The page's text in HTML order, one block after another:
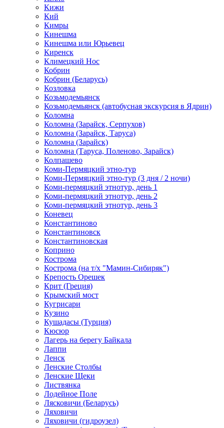
Кижи
Кий
Кимры
Кинешма
Кинешма или Юрьевец
Киренск
Климецкий Нос
Кобрин
Кобрин (Беларусь)
Козловка
Козьмодемьянск
Козьмодемьянск (автобусная экскурсия в Ядрин)
Коломна
Коломна (Зарайск, Серпухов)
Коломна (Зарайск, Таруса)
Коломна (Зарайск)
Коломна (Таруса, Поленово, Зарайск)
Колпашево
Коми-Пермяцкий этно-тур
Коми-Пермяцкий этно-тур (3 дня / 2 ночи)
Коми-пермяцкий этнотур, день 1
Коми-пермяцкий этнотур, день 2
Коми-пермяцкий этнотур, день 3
Коневец
Константиново
Константиновск
Константиновская
Коприно
Кострома
Кострома (на т/х "Мамин-Сибиряк")
Крепость Орешек
Крит (Греция)
Крымский мост
Кугрисари
Кузино
Кушадасы (Турция)
Кюсюр
Лагерь на берегу Байкала
Лаппи
Ленск
Ленские Столбы
Ленские Щеки
Листвянка
Лодейное Поле
Лясковичи (Беларусь)
Ляховичи
Ляховичи (гидроузел)